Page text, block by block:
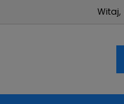
Witaj,